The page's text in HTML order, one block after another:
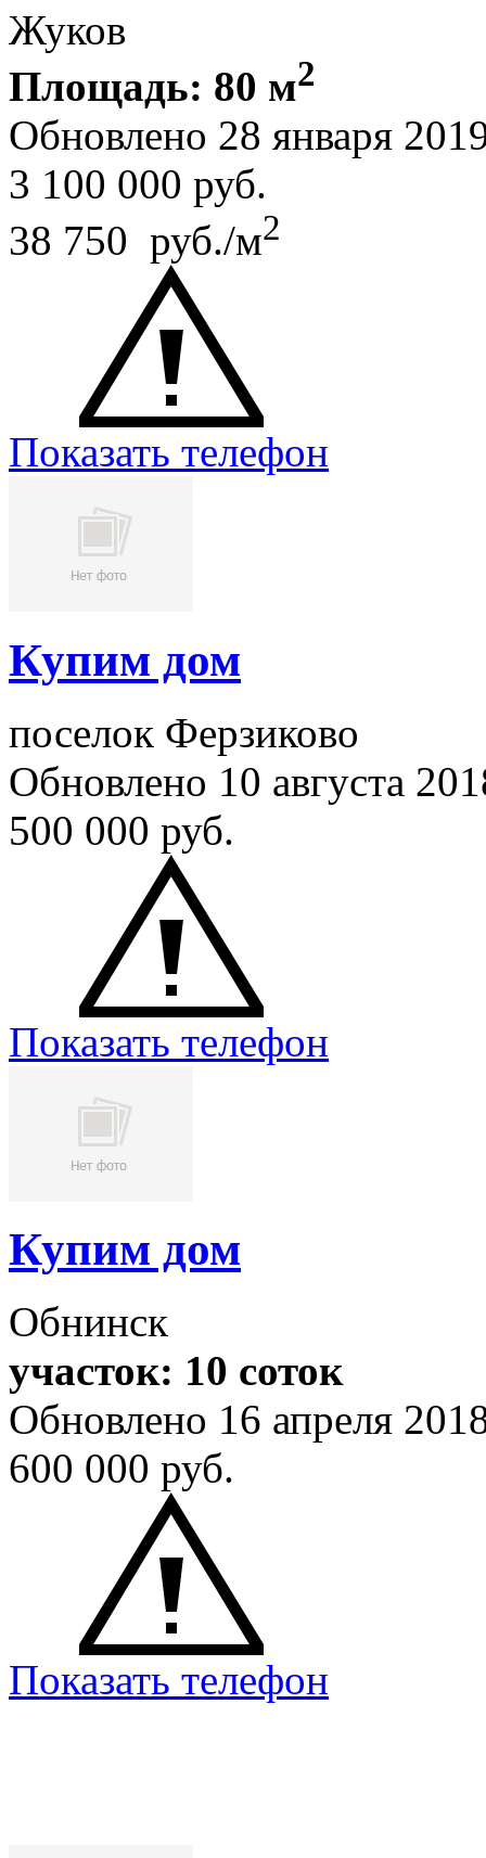
Жуков
Площадь: 80 м2
Обновлено 28 января
3 100 000 руб.
38 750 руб./м2
Показать телефон
Купим дом
поселок Ферзиково
Обновлено 10 августа
500 000 руб.
Показать телефон
Купим дом
Обнинск
участок: 10 соток
Обновлено 16 апреля
600 000 руб.
Показать телефон